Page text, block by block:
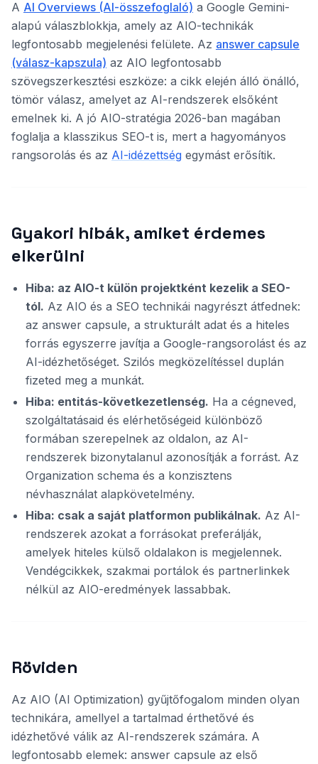
A AI Overviews (AI-összefoglaló) a Google Gemini-
alapú válaszblokkja, amely az AIO-technikák
legfontosabb megjelenési felülete. Az answer capsule
(válasz-kapszula) az AIO legfontosabb
szövegszerkesztési eszköze: a cikk elején álló önálló,
tömör válasz, amelyet az AI-rendszerek elsőként
emelnek ki. A jó AIO-stratégia 2026-ban magában
foglalja a klasszikus SEO-t is, mert a hagyományos
rangsorolás és az AI-idézettség egymást erősítik.
Gyakori hibák, amiket érdemes
elkerülni
Hiba: az AIO-t külön projektként kezelik a SEO-
tól. Az AIO és a SEO technikái nagyrészt átfednek:
az answer capsule, a strukturált adat és a hiteles
forrás egyszerre javítja a Google-rangsorolást és az
AI-idézhetőséget. Szilós megközelítéssel duplán
fizeted meg a munkát.
Hiba: entitás-következetlenség. Ha a cégneved,
szolgáltatásaid és elérhetőségeid különböző
formában szerepelnek az oldalon, az AI-
rendszerek bizonytalanul azonosítják a forrást. Az
Organization schema és a konzisztens
névhasználat alapkövetelmény.
Hiba: csak a saját platformon publikálnak. Az AI-
rendszerek azokat a forrásokat preferálják,
amelyek hiteles külső oldalakon is megjelennek.
Vendégcikkek, szakmai portálok és partnerlinkek
nélkül az AIO-eredmények lassabbak.
Röviden
Az AIO (AI Optimization) gyűjtőfogalom minden olyan
technikára, amellyel a tartalmad érthetővé és
idézhetővé válik az AI-rendszerek számára. A
legfontosabb elemek: answer capsule az első